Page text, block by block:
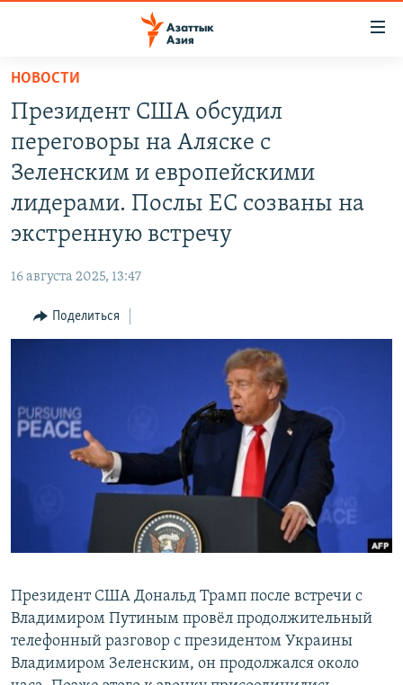
Вернуться
основному
содержанию
Вернутся
главной
навигации
Вернутся
КАЗАХСТАН
НОВОСТИ
ВОЙНА В УКРАИНЕ
НА ДРУГИХ ЯЗЫКАХ
ТОҶИКӢ
ПОДПИШИТЕСЬ НА НАС В СОЦСЕТЯХ
Все сайты РСЕ/РС
НОВОСТИ
Президент США обсудил
переговоры на Аляске с
Зеленским и европейскими
лидерами. Послы ЕС созваны на
экстренную встречу
16 августа 2025, 13:47
Поделиться
Президент США Дональд Трамп после встречи с
Владимиром Путиным провёл продолжительный
телефонный разговор с президентом Украины
Владимиром Зеленским, он продолжался около